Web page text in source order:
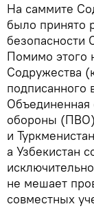
На саммите
было принято
безопасности
Помимо этого
Содружества
подписанного
Объединенная
обороны (ПВО)
и
а Узбекистан
не мешает
совместных